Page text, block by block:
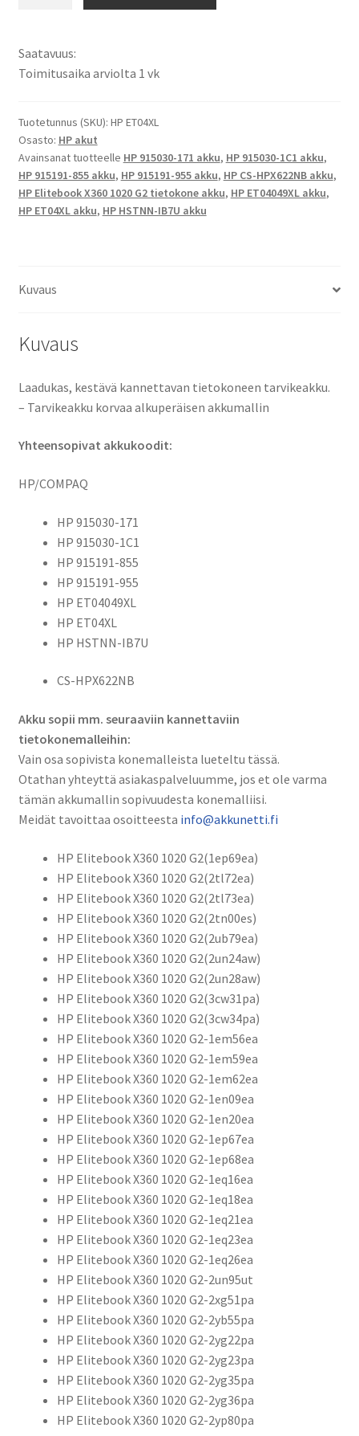
X360
1020
Tietokoneakku
Li-
Pol
7,7V
6300mAh
915030-
1C1,
855,
915191-
ET04049XL,
HSTNN-
HPX622NB
määrä
Saatavuus:
Toimitusaika arviolta 1 vk
Tuotetunnus (SKU): HP ET04XL
Osasto: HP akut
Avainsanat tuotteelle HP 915030-171 akku, HP 915030-1C1 akku,
HP 915191-855 akku, HP 915191-955 akku, HP CS-HPX622NB akku,
HP Elitebook X360 1020 G2 tietokone akku, HP ET04049XL akku,
HP ET04XL akku, HP HSTNN-IB7U akku
Kuvaus
Kuvaus
Laadukas, kestävä kannettavan tietokoneen tarvikeakku.
– Tarvikeakku korvaa alkuperäisen akkumallin
Yhteensopivat akkukoodit:
HP/COMPAQ
HP 915030-171
HP 915030-1C1
HP 915191-855
HP 915191-955
HP ET04049XL
HP ET04XL
HP HSTNN-IB7U
CS-HPX622NB
Akku sopii mm. seuraaviin kannettaviin
tietokonemalleihin:
Vain osa sopivista konemalleista lueteltu tässä.
Otathan yhteyttä asiakaspalveluumme, jos et ole varma
tämän akkumallin sopivuudesta konemalliisi.
Meidät tavoittaa osoitteesta info@akkunetti.fi
HP Elitebook X360 1020 G2(1ep69ea)
HP Elitebook X360 1020 G2(2tl72ea)
HP Elitebook X360 1020 G2(2tl73ea)
HP Elitebook X360 1020 G2(2tn00es)
HP Elitebook X360 1020 G2(2ub79ea)
HP Elitebook X360 1020 G2(2un24aw)
HP Elitebook X360 1020 G2(2un28aw)
HP Elitebook X360 1020 G2(3cw31pa)
HP Elitebook X360 1020 G2(3cw34pa)
HP Elitebook X360 1020 G2-1em56ea
HP Elitebook X360 1020 G2-1em59ea
HP Elitebook X360 1020 G2-1em62ea
HP Elitebook X360 1020 G2-1en09ea
HP Elitebook X360 1020 G2-1en20ea
HP Elitebook X360 1020 G2-1ep67ea
HP Elitebook X360 1020 G2-1ep68ea
HP Elitebook X360 1020 G2-1eq16ea
HP Elitebook X360 1020 G2-1eq18ea
HP Elitebook X360 1020 G2-1eq21ea
HP Elitebook X360 1020 G2-1eq23ea
HP Elitebook X360 1020 G2-1eq26ea
HP Elitebook X360 1020 G2-2un95ut
HP Elitebook X360 1020 G2-2xg51pa
HP Elitebook X360 1020 G2-2yb55pa
HP Elitebook X360 1020 G2-2yg22pa
HP Elitebook X360 1020 G2-2yg23pa
HP Elitebook X360 1020 G2-2yg35pa
HP Elitebook X360 1020 G2-2yg36pa
HP Elitebook X360 1020 G2-2yp80pa